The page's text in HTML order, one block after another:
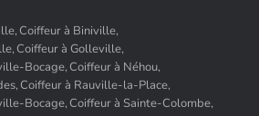
Coiffeur à Biniville,
Coiffeur à Golleville,
Bocage, Coiffeur à Néhou,
Coiffeur à Rauville-la-Place,
Bocage, Coiffeur à Sainte-Colombe,